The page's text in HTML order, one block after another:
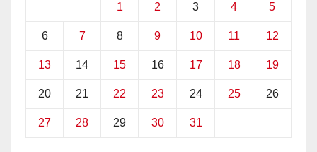
1 2 3 4 5
6 7 8 9 10 11 12
13 14 15 16 17 18 19
20 21 22 23 24 25 26
27 28 29 30 31